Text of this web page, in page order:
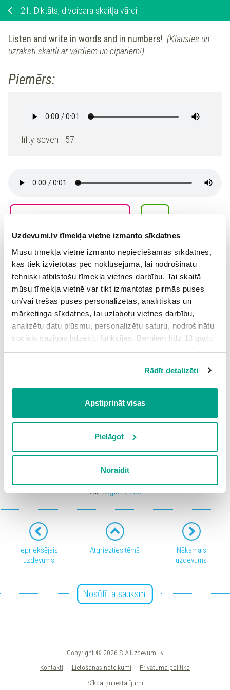
Uzdevumi.lv tīmekļa vietne izmanto sīkdatnes
Mūsu tīmekļa vietne izmanto nepieciešamās sīkdatnes,
kas tiek izvietotas pēc noklusējuma, lai nodrošinātu
tehniski atbilstošu tīmekļa vietnes darbību. Tai skaitā
mūsu tīmekļa vietnē var tikt izmantotas pirmās puses
un/vai trešās puses personalizētās, analītiskās un
mārketinga sīkdatnes, lai uzlabotu vietnes darbību,
analizētu datu plūsmu, personalizētu saturu, nodrošinātu
sociālo saziņas līdzekļu funkcijas. Bērniem līdz 13 gadu
vecumam pirms izvēles veikšanas ir jāprasa vecāka vai
Spiežot uz pogas “Apstiprināt visas”, Jūs piekrītat visām
sīkdatnēm, kas atrodas šajā tīmekļa vietnē, ieskaitot
trešo pušu mārketinga sīkdatnes. Spiežot uz pogas
vietnē, izņemot “Nepieciešamās” sīkdatnes, kuru
izmantošanai nav nepieciešams iegūt lietotāja piekrišanu.
Spiežot uz pogas “Apstiprināt izvēlētās”, Jūs varat mainīt
sīkdatņu politikuun ir iespēja atsaukt savu
piekrišanu sadaļā “Sīkdatņu iestatījumi”.
Rādīt detalizēti
Apstiprināt visas
Pielāgot
Noraidīt
21. Diktāts, divcipara skaitļa vārdi
Listen and write in words and in numbers! (Klausies un
uzraksti skaitli ar vārdiem un cipariem!)
Piemērs:
fifty-seven - 57
-
Ieiet portālā
vaiReģistrēties
Iepriekšējais
uzdevums
Atgriezties tēmā
Nākamais
uzdevums
Nosūtīt atsauksmi
Copyright © 2026 SIA Uzdevumi.lv
Kontakti
Lietošanas noteikumi
Privātuma politika
Sīkdatņu iestatījumi